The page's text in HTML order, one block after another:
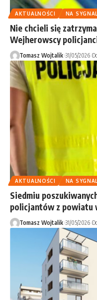
AKTUALNOŚCI NA
Nie chcieli się
Wejherowscy
Tomasz Wojtalik 31/05/2026
AKTUALNOŚCI NA
Siedmiu
policjantów z powiatu
Tomasz Wojtalik 31/05/2026